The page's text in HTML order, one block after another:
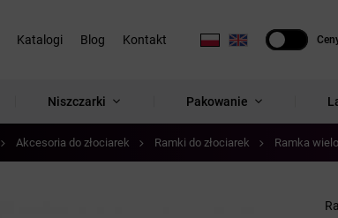
Katalogi Blog Kontakt
Niszczarki Pakowanie
Akcesoria do złociarek Ramki do złociarek Ramka